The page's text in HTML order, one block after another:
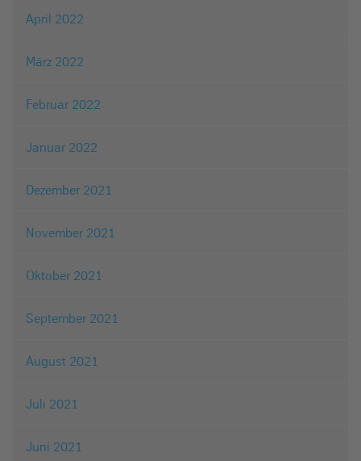
April 2022
März 2022
Februar 2022
Januar 2022
Dezember 2021
November 2021
Oktober 2021
September 2021
August 2021
Juli 2021
Juni 2021